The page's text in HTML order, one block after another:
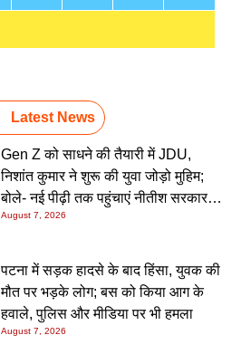
Latest News
Gen Z को साधने की तैयारी में JDU,
निशांत कुमार ने शुरू की युवा जोड़ो मुहिम;
बोले- नई पीढ़ी तक पहुंचाएं नीतीश सरकार के
20 सालों के काम
August 7, 2026
पटना में सड़क हादसे के बाद हिंसा, युवक की
मौत पर भड़के लोग; बस को किया आग के
हवाले, पुलिस और मीडिया पर भी हमला
August 7, 2026